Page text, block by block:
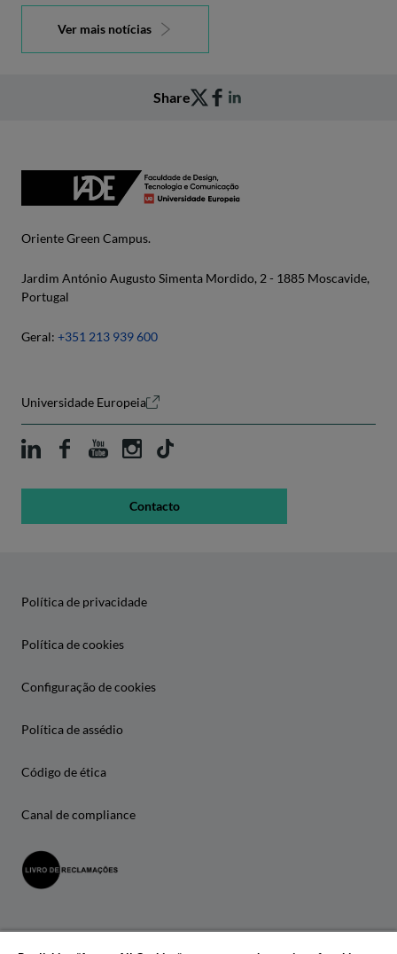
Ver mais notícias
Share
Oriente Green Campus.
Jardim António Augusto Simenta Mordido, 2 - 1885 Moscavide,
Portugal
Geral: +351 213 939 600
Universidade Europeia
Contacto
Política de privacidade
Política de cookies
Configuração de cookies
Política de assédio
Código de ética
Canal de compliance